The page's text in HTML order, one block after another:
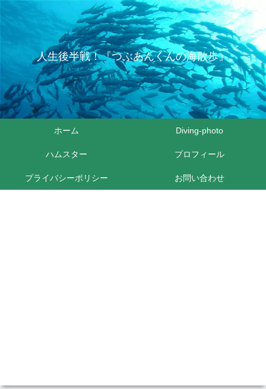
人生後半戦！『つぶあんくんの海散歩』
ホーム Diving-photo
ハムスター プロフィール
プライバシーポリシー お問い合わせ